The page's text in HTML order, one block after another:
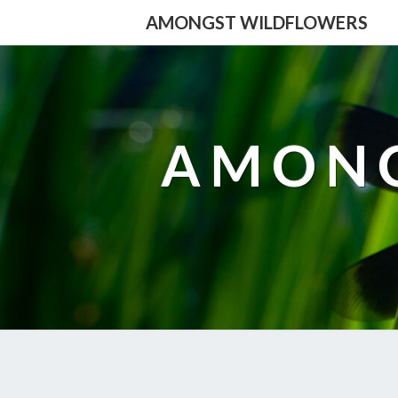
AMONGST WILDFLOWERS